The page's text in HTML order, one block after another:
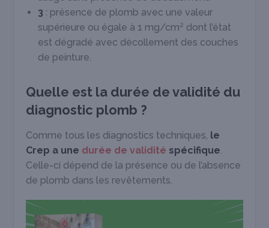
3 : présence de plomb avec une valeur
supérieure ou égale à 1 mg/cm² dont l’état
est dégradé avec décollement des couches
de peinture.
Quelle est la durée de validité du
diagnostic plomb ?
Comme tous les diagnostics techniques, le
Crep a une durée de validité spécifique.
Celle-ci dépend de la présence ou de l’absence
de plomb dans les revêtements.